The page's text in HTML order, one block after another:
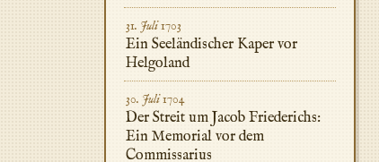
31. Juli 1703
Ein Seeländischer Kaper vor
Helgoland
30. Juli 1704
Der Streit um Jacob Friederichs:
Ein Memorial vor dem
Commissarius